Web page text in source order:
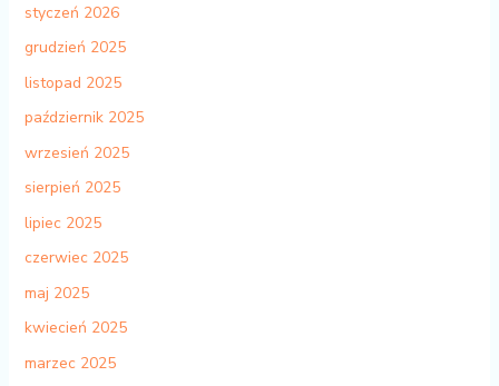
styczeń 2026
grudzień 2025
listopad 2025
październik 2025
wrzesień 2025
sierpień 2025
lipiec 2025
czerwiec 2025
maj 2025
kwiecień 2025
marzec 2025